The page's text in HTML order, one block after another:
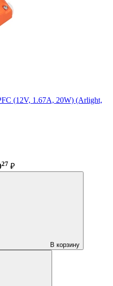
(12V, 1.67A, 20W) (Arlight,
27 ₽
В корзину